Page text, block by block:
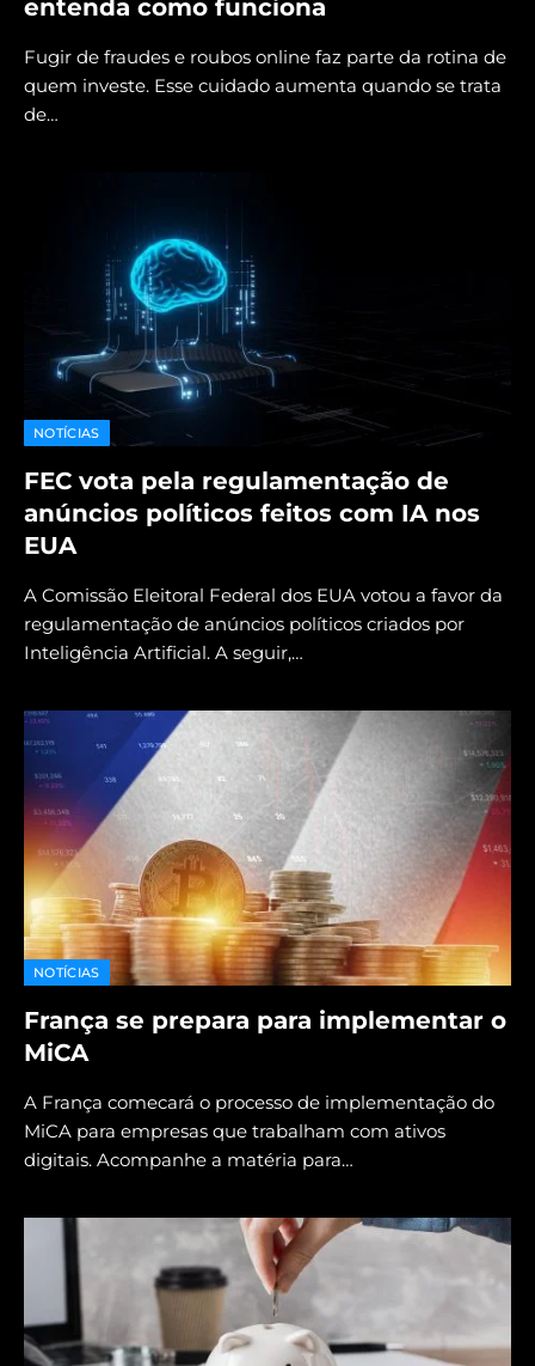
entenda como funciona
Fugir de fraudes e roubos online faz parte da rotina de
quem investe. Esse cuidado aumenta quando se trata
de…
NOTÍCIAS
FEC vota pela regulamentação de
anúncios políticos feitos com IA nos
EUA
A Comissão Eleitoral Federal dos EUA votou a favor da
regulamentação de anúncios políticos criados por
Inteligência Artificial. A seguir,…
NOTÍCIAS
França se prepara para implementar o
MiCA
A França comecará o processo de implementação do
MiCA para empresas que trabalham com ativos
digitais. Acompanhe a matéria para…